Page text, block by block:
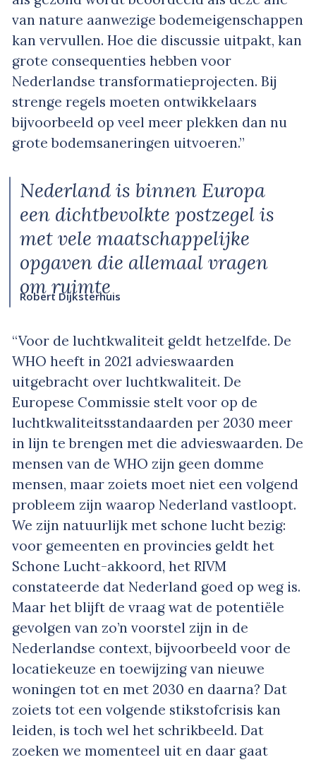
van nature aanwezige bodemeigenschappen
kan vervullen. Hoe die discussie uitpakt, kan
grote consequenties hebben voor
Nederlandse transformatieprojecten. Bij
strenge regels moeten ontwikkelaars
bijvoorbeeld op veel meer plekken dan nu
grote bodemsaneringen uitvoeren.”
Nederland is binnen Europa
een dichtbevolkte postzegel is
met vele maatschappelijke
opgaven die allemaal vragen
om ruimte
Robert Dijksterhuis
“Voor de luchtkwaliteit geldt hetzelfde. De
WHO heeft in 2021 advieswaarden
uitgebracht over luchtkwaliteit. De
Europese Commissie stelt voor op de
luchtkwaliteitsstandaarden per 2030 meer
in lijn te brengen met die advieswaarden. De
mensen van de WHO zijn geen domme
mensen, maar zoiets moet niet een volgend
probleem zijn waarop Nederland vastloopt.
We zijn natuurlijk met schone lucht bezig:
voor gemeenten en provincies geldt het
Schone Lucht-akkoord, het RIVM
constateerde dat Nederland goed op weg is.
Maar het blijft de vraag wat de potentiële
gevolgen van zo’n voorstel zijn in de
Nederlandse context, bijvoorbeeld voor de
locatiekeuze en toewijzing van nieuwe
woningen tot en met 2030 en daarna? Dat
zoiets tot een volgende stikstofcrisis kan
leiden, is toch wel het schrikbeeld. Dat
zoeken we momenteel uit en daar gaat